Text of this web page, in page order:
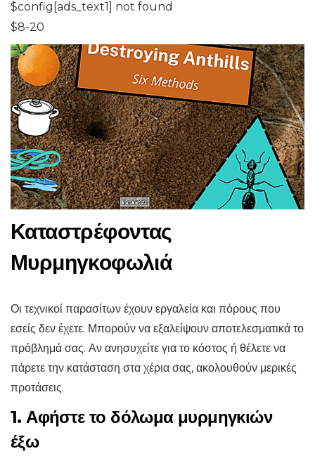
$config[ads_text1] not found
$8-20
Καταστρέφοντας
Μυρμηγκοφωλιά
Οι τεχνικοί παρασίτων έχουν εργαλεία και πόρους που
εσείς δεν έχετε. Μπορούν να εξαλείψουν αποτελεσματικά το
πρόβλημά σας. Αν ανησυχείτε για το κόστος ή θέλετε να
πάρετε την κατάσταση στα χέρια σας, ακολουθούν μερικές
προτάσεις.
1. Αφήστε το δόλωμα μυρμηγκιών
έξω